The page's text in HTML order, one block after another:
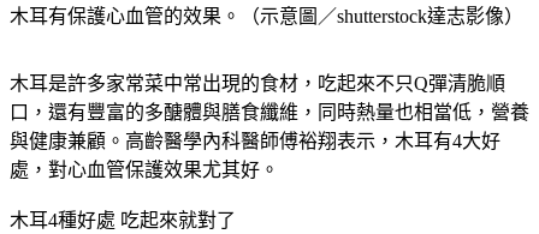
木耳是許多家常菜中常出現的食材，吃起來不只Q彈清脆順
口，還有豐富的多醣體與膳食纖維，同時熱量也相當低，營養
與健康兼顧。高齡醫學內科醫師傅裕翔表示，木耳有4大好